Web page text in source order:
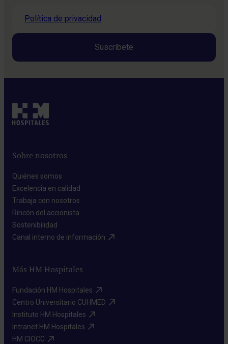
Política de privacidad
Sobre nosotros
Quiénes somos​
Excelencia en calidad​
Trabaja con nosotros​
Rincón del accionista​
Sostenibilidad​
Canal interno de información​
Más HM Hospitales
Fundación HM Hospitales​
Centro Universitario CUHMED​
Instituto HM Hospitales​
Intranet HM Hospitales​
HM CIOCC​